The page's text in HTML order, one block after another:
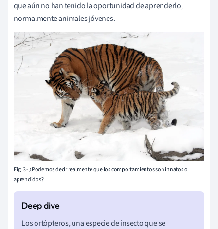
que aún no han tenido la oportunidad de aprenderlo,
normalmente animales jóvenes.
Fig. 3 - ¿Podemos decir realmente que los comportamientos son innatos o
aprendidos?
Los ortópteros, una especie de insecto que se